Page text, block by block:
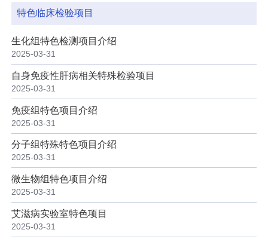
科研教学
院务公开
院庆专栏
登录
特色临床检验项目
生化组特色检测项目介绍
2025-03-31
自身免疫性肝病相关特殊检验项目
2025-03-31
免疫组特色项目介绍
2025-03-31
分子组特殊特色项目介绍
2025-03-31
微生物组特色项目介绍
2025-03-31
艾滋病实验室特色项目
2025-03-31